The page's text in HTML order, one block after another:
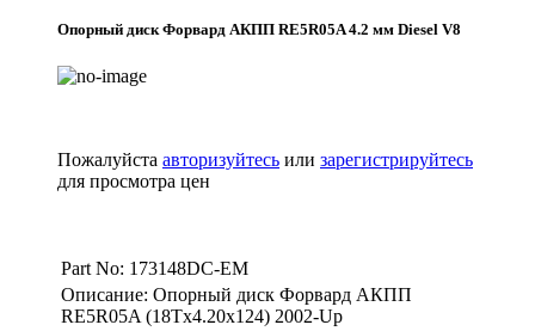
Опорный диск Форвард АКПП RE5R05A 4.2 мм Diesel V8
Пожалуйста авторизуйтесь или зарегистрируйтесь
для просмотра цен
Part No: 173148DC-EM
Описание: Опорный диск Форвард АКПП
RE5R05A (18Tx4.20x124) 2002-Up